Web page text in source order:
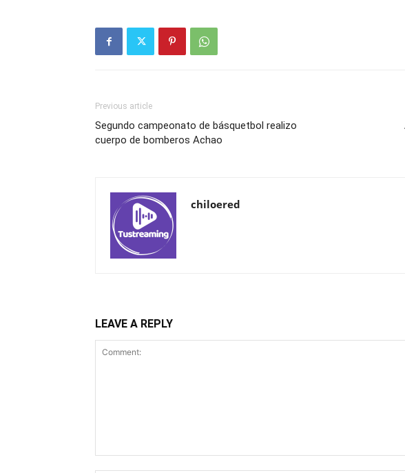
Previous article
Segundo campeonato de básquetbol realizo
cuerpo de bomberos Achao
chiloered
LEAVE A REPLY